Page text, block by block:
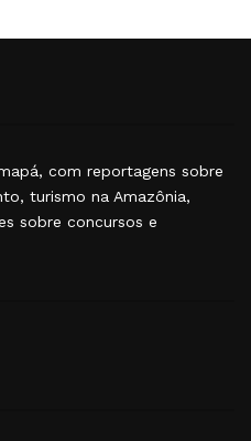
com reportagens sobre
turismo na Amazônia,
sobre concursos e